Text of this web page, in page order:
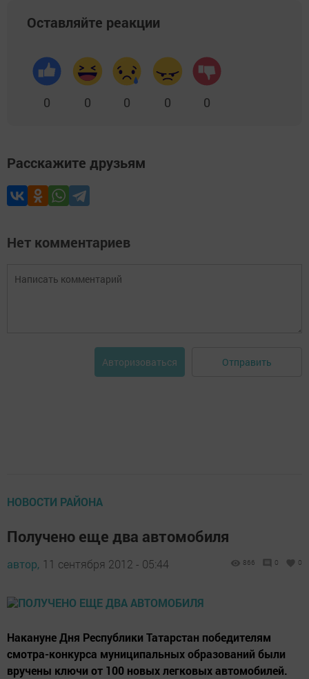
Оставляйте реакции
0 0 0 0 0
Расскажите друзьям
Нет комментариев
Авторизоваться Отправить
НОВОСТИ РАЙОНА
Получено еще два автомобиля
автор, 11 сентября 2012 - 05:44 866 0 0
Накануне Дня Республики Татарстан победителям
смотра-конкурса муниципальных образований были
вручены ключи от 100 новых легковых автомобилей.